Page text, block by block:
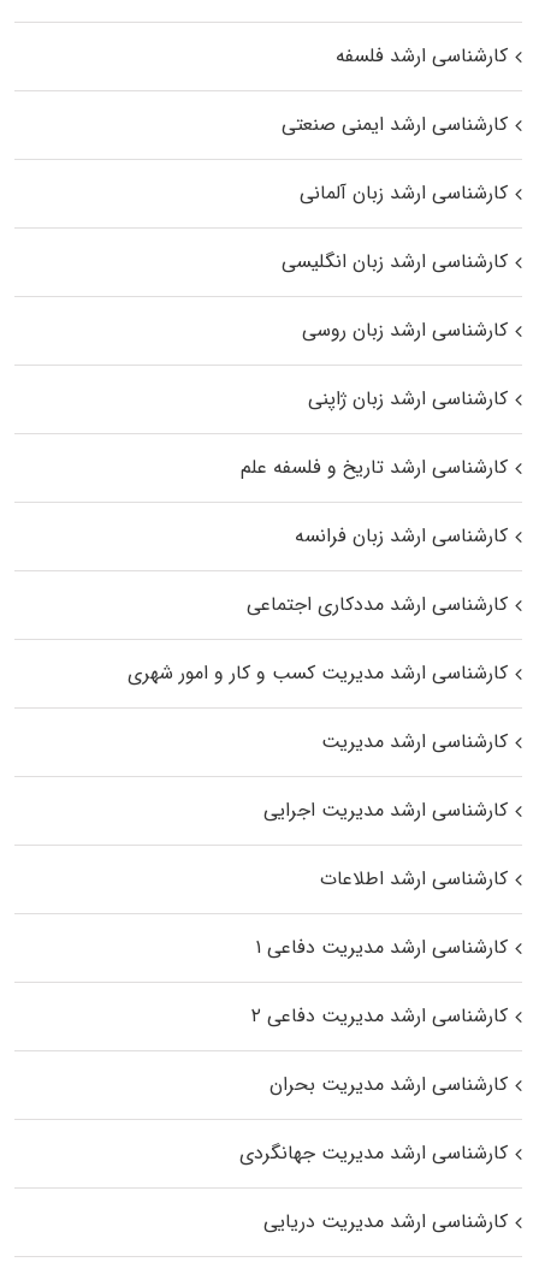
کارشناسی ارشد فلسفه
کارشناسی ارشد ایمنی صنعتی
کارشناسی ارشد زبان آلمانی
کارشناسی ارشد زبان انگلیسی
کارشناسی ارشد زبان روسی
کارشناسی ارشد زبان ژاپنی
کارشناسی ارشد تاریخ و فلسفه علم
کارشناسی ارشد زبان فرانسه
کارشناسی ارشد مددکاری اجتماعی
کارشناسی ارشد مدیریت کسب و کار و امور شهری
کارشناسی ارشد مدیریت
کارشناسی ارشد مدیریت اجرایی
کارشناسی ارشد اطلاعات
کارشناسی ارشد مدیریت دفاعی ۱
کارشناسی ارشد مدیریت دفاعی ۲
کارشناسی ارشد مدیریت بحران
کارشناسی ارشد مدیریت جهانگردی
کارشناسی ارشد مدیریت دریایی